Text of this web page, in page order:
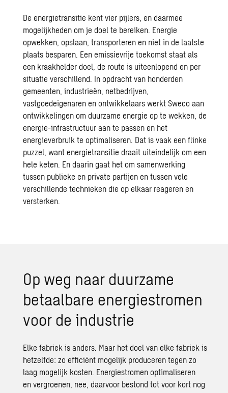
Deenergietransitie kent vier pijlers, en daarmee
mogelijkheden om je doel te bereiken. Energie
opwekken, opslaan, transporteren en niet in de laatste
plaats besparen. Een emissievrije toekomst staat als
een kraakhelder doel, de route is uiteenlopend en per
situatie verschillend. In opdracht van honderden
gemeenten,industrieën, netbedrijven,
vastgoedeigenaren en ontwikkelaars werktSweco aan
ontwikkelingen om duurzame energie op te wekken, de
energie-infrastructuur aan te passen en het
energieverbruik te optimaliseren. Dat is vaak een flinke
puzzel, want energietransitie draait uiteindelijk om een
hele keten. En daarin gaat het om samenwerking
tussen publieke en private partijen en tussen vele
verschillende technieken die op elkaar reageren en
versterken.
Op weg naar duurzame
betaalbare energiestromen
voor de industrie
Elke fabriek is anders. Maar het doel van elke fabriek is
hetzelfde: zo efficiënt mogelijk produceren tegen zo
laag mogelijk kosten. Energiestromen optimaliseren
envergroenen, nee, daarvoor bestond tot voor kort nog